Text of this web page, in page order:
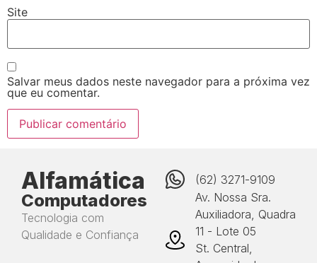
Site
Salvar meus dados neste navegador para a próxima vez
que eu comentar.
Alfamática
Computadores
Tecnologia com
Qualidade e Confiança
(62) 3271-9109
Av. Nossa Sra.
Auxiliadora, Quadra
11 - Lote 05
St. Central,